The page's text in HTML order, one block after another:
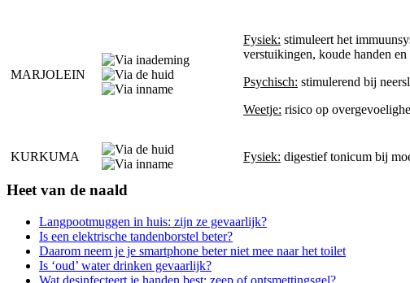
MARJOLEIN
Fysiek: stimuleert het
verstuikingen, koude handen
Psychisch: stimulerend bij
Weetje: risico op
KURKUMA Fysiek: digestief tonicum bij
Heet van de naald
Langpootmuggen in huis: zijn ze gevaarlijk?
Is een elektrische tandenborstel beter?
Daarom neem je je smartphone beter niet mee naar het toilet
Is ‘oud’ water drinken gevaarlijk?
Wat desinfecteert je handen best: zeep of ontsmettingsgel?